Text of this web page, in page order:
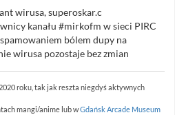
wirusa, superoskar.c
kanału #mirkofm w sieci PIRC
bólem dupy na
wirusa pozostaje bez zmian
roku, tak jak reszta niegdyś aktywnych
mangi/anime lub wGdańsk Arcade Museum